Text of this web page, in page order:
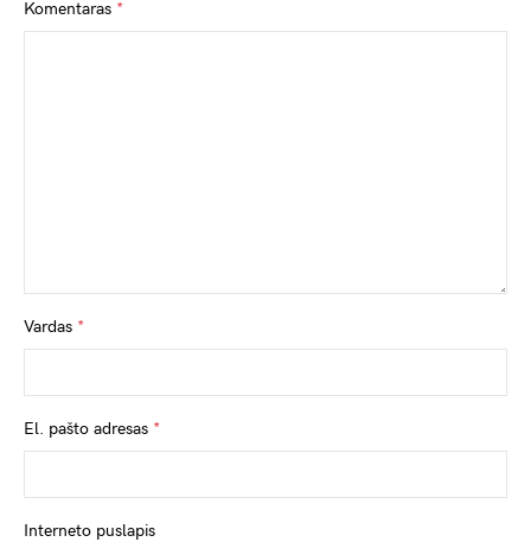
Komentaras *
Vardas *
El. pašto adresas *
Interneto puslapis